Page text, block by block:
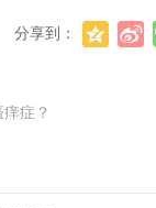
分享到：
症？